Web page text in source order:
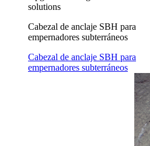
solutions
Cabezal de anclaje SBH para
empernadores subterráneos
Cabezal de anclaje SBH para
empernadores subterráneos